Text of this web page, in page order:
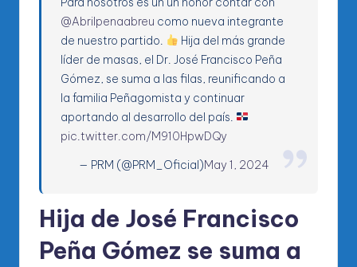
@Abrilpenaabreu como nueva integrante
de nuestro partido.
Hija del más grande
líder de masas, el Dr. José Francisco Peña
Gómez, se suma a las filas, reunificando a
la familia Peñagomista y continuar
aportando al desarrollo del país.
pic.twitter.com/M910HpwDQy
— PRM (@PRM_Oficial)May 1, 2024
Hija de José Francisco
Peña Gómez se suma a